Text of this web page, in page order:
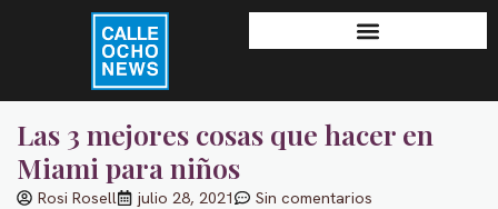
-
f
-
i
n
Las 3 mejores cosas que hacer en
Miami para niños
Rosi Rosell julio 28, 2021 Sin comentarios